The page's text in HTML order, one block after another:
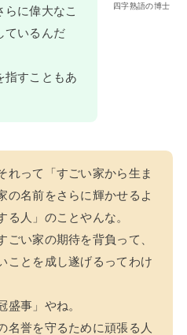
四字熟語の博士
に偉大なこ
ているんだ
指すこともあ
れって「すごい家から生ま
の名前をさらに輝かせるよ
る人」のことやんな。
ごい家の期待を背負って、
ことを成し遂げるってわけ
盛事」やね。
名誉を守るために頑張る人